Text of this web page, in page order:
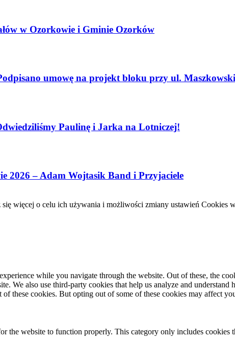
w Ozorkowie i Gminie Ozorków
umowę na projekt bloku przy ul.
Paulinę i Jarka na Lotniczej!
2026 – Adam Wojtasik Band i Przyjaciele
więcej o celu ich używania i możliwości zmiany ustawień Cookies
while you navigate through the website. Out of these, the
We also use third-party cookies that help us analyze and
these cookies. But opting out of some of these cookies may affect
the website to function properly. This category only includes